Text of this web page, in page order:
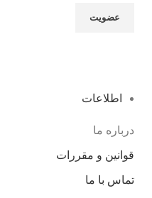
اطلاعات
درباره ما
قوانین و مقررات
تماس با ما